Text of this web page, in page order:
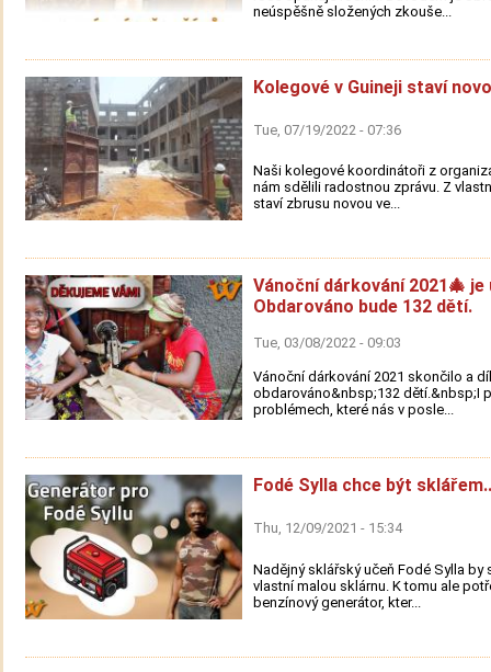
neúspěšně složených zkouše...
Kolegové v Guineji staví
Tue, 07/19/2022 - 07:36
Naši kolegové koordinátoři z
nám sdělili radostnou zprávu. Z
staví zbrusu novou ve...
Vánoční dárkování 2021🎄 je
Obdarováno bude 132 dětí.
Tue, 03/08/2022 - 09:03
Vánoční dárkování 2021 skončilo a
obdarováno&nbsp;132 dětí.&nbsp;I
problémech, které nás v posle...
Fodé Sylla chce být
Thu, 12/09/2021 - 15:34
Nadějný sklářský učeň Fodé Sylla by
vlastní malou sklárnu. K tomu ale
benzínový generátor, kter...